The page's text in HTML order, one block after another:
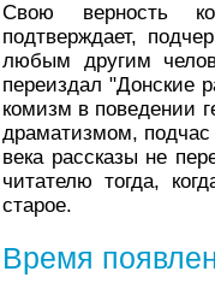
Свою верность
подтверждает,
любым другим
переиздал "Донские
комизм в поведении
драматизмом, подчас
века рассказы не
читателю тогда,
старое.
Время